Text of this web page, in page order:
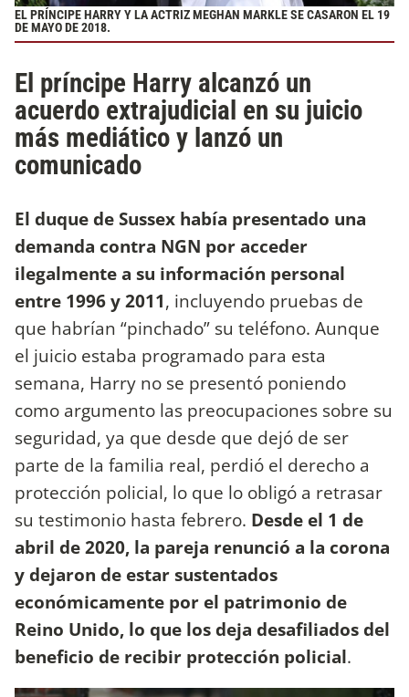
EL PRÍNCIPE HARRY Y LA ACTRIZ MEGHAN MARKLE SE CASARON EL 19
DE MAYO DE 2018.
El príncipe Harry alcanzó un
acuerdo extrajudicial en su juicio
más mediático y lanzó un
comunicado
El duque de Sussex había presentado una
demanda contra NGN por acceder
ilegalmente a su información personal
entre 1996 y 2011, incluyendo pruebas de
que habrían “pinchado” su teléfono. Aunque
el juicio estaba programado para esta
semana, Harry no se presentó poniendo
como argumento las preocupaciones sobre su
seguridad, ya que desde que dejó de ser
parte de la familia real, perdió el derecho a
protección policial, lo que lo obligó a retrasar
su testimonio hasta febrero. Desde el 1 de
abril de 2020, la pareja renunció a la corona
y dejaron de estar sustentados
económicamente por el patrimonio de
Reino Unido, lo que los deja desafiliados del
beneficio de recibir protección policial.